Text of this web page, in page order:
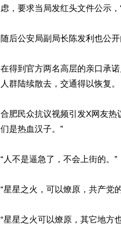
虑，要求当局发红头文件公示
随后公安局副局长陈发利也公
在得到官方两名高层的亲口承
人群陆续散去，交通得以恢复。
合肥民众抗议视频引发X网友热
们是热血汉子。”
“人不是逼急了，不会上街的。”
“星星之火，可以燎原，共产党
“星星之火可以燎原，其它地方